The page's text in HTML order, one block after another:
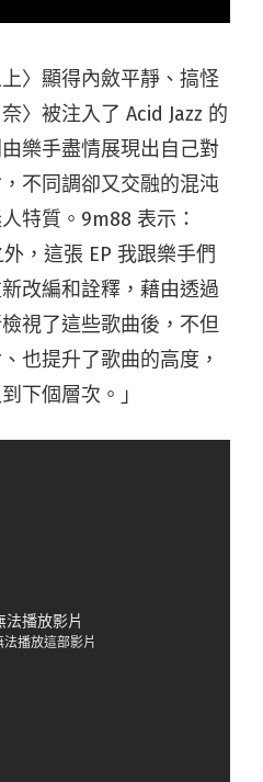
〉顯得內斂平靜、搞怪
〉被注入了 Acid Jazz 的
樂手盡情展現出自己對
不同調卻又交融的混沌
特質。9m88 表示：
外，這張 EP 我跟樂手們
改編和詮釋，藉由透過
視了這些歌曲後，不但
也提升了歌曲的高度，
下個層次。」